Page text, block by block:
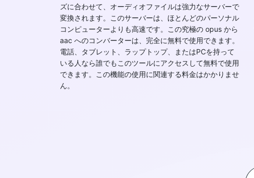
ズに合わせて、オーディオファイルは強力なサーバーで
変換されます。このサーバーは、ほとんどのパーソナル
コンピューターよりも高速です。この究極の opus から
aac へのコンバーターは、完全に無料で使用できます。
電話、タブレット、ラップトップ、またはPCを持って
いる人なら誰でもこのツールにアクセスして無料で使用
できます。この機能の使用に関連する料金はかかりませ
ん。